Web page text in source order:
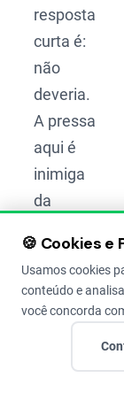
resposta
curta é:
não
deveria.
A pressa
aqui é
inimiga
da
No
Semiárido,
🍪 Cookies e
Usamos cookies
conteúdo e
você concorda